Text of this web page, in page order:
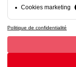
Cookies marketing
Politique de confidentialité